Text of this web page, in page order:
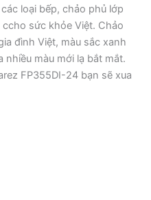
loại bếp, chảo phủ lớp
sức khỏe Việt. Chảo
đình Việt, màu sắc xanh
nhiều màu mới lạ bắt mắt.
FP355DI-24 bạn sẽ xua